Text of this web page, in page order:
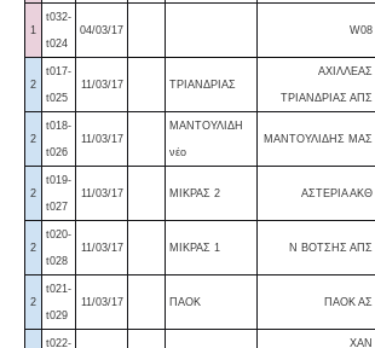
1
t032-
t024
04/03/17 W08
2
t017-
t025
11/03/17 ΤΡΙΑΝΔΡΙΑΣ
ΑΧΙΛΛΕΑΣ
ΤΡΙΑΝΔΡΙΑΣ ΑΠΣ
2
t018-
t026
11/03/17
ΜΑΝΤΟΥΛΙΔΗ
νέο
ΜΑΝΤΟΥΛΙΔΗΣ ΜΑΣ
2
t019-
t027
11/03/17 ΜΙΚΡΑΣ 2 ΑΣΤΕΡΙΑ ΑΚΘ
2
t020-
t028
11/03/17 ΜΙΚΡΑΣ 1 Ν ΒΟΤΣΗΣ ΑΠΣ
2
t021-
t029
11/03/17 ΠΑΟΚ ΠΑΟΚ ΑΣ
t022- ΧΑΝ